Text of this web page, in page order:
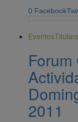
0 Facebook
Eventos
Forum
2011